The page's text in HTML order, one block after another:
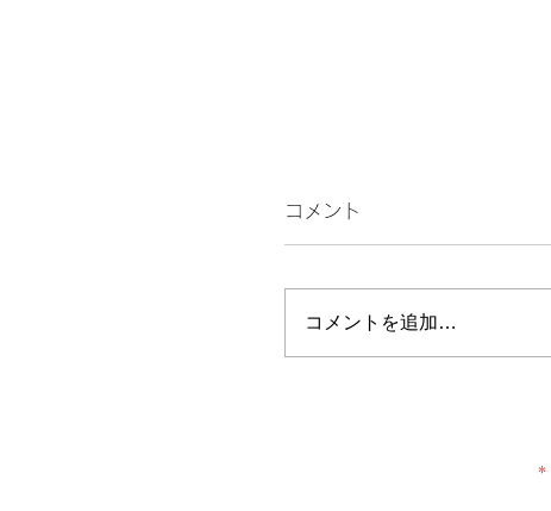
私の市長選とこれから
コメント
コメントを追加…
＊